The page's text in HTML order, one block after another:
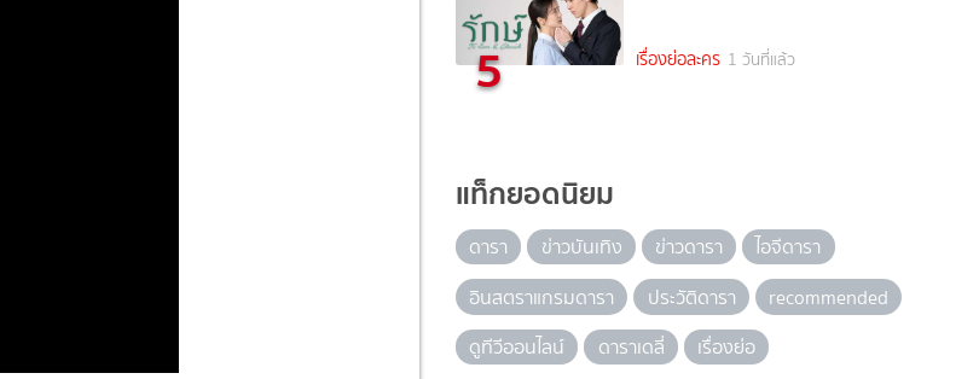
5 เรื่องย่อละคร 1 วันที่แล้ว
แท็กยอดนิยม
ดารา ข่าวบันเทิง ข่าวดารา
ไอจีดารา
อินสตราแกรมดารา
ประวัติดารา
recommended
ดูทีวีออนไลน์
ดาราเดลี่ เรื่องย่อ